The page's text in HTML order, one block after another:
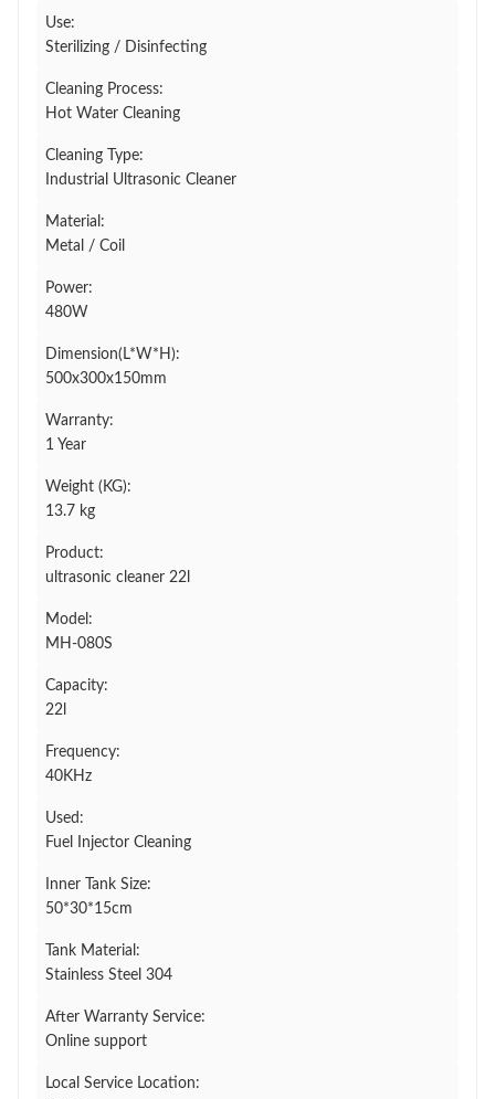
Use:
Sterilizing / Disinfecting
Cleaning Process:
Hot Water Cleaning
Cleaning Type:
Industrial Ultrasonic Cleaner
Material:
Metal / Coil
Power:
480W
Dimension(L*W*H):
500x300x150mm
Warranty:
1 Year
Weight (KG):
13.7 kg
Product:
ultrasonic cleaner 22l
Model:
MH-080S
Capacity:
22l
Frequency:
40KHz
Used:
Fuel Injector Cleaning
Inner Tank Size:
50*30*15cm
Tank Material:
Stainless Steel 304
After Warranty Service:
Online support
Local Service Location: